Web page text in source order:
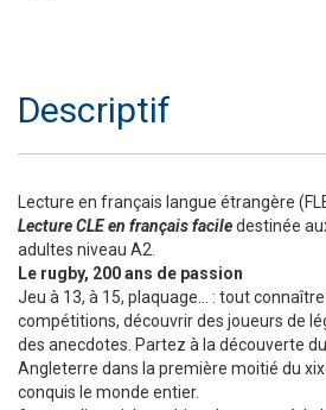
Descriptif
Lecture en français langue étrangère
Lecture CLE en français faciledestinée
adultes niveau A2.
Le rugby, 200 ans de passion
Jeu à 13, à 15, plaquage… : tout
compétitions, découvrir des joueurs de
des anecdotes. Partez à la découverte
Angleterre dans la première moitié du
conquis le monde entier.